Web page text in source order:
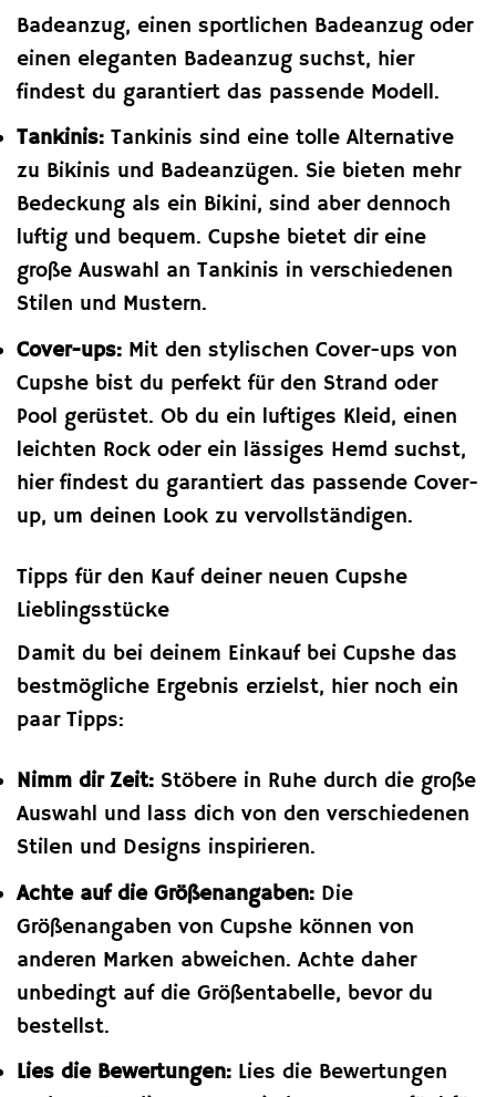
Badeanzug, einen sportlichen Badeanzug oder
einen eleganten Badeanzug suchst, hier
findest du garantiert das passende Modell.
Tankinis: Tankinis sind eine tolle Alternative
zu Bikinis und Badeanzügen. Sie bieten mehr
Bedeckung als ein Bikini, sind aber dennoch
luftig und bequem. Cupshe bietet dir eine
große Auswahl an Tankinis in verschiedenen
Stilen und Mustern.
Cover-ups: Mit den stylischen Cover-ups von
Cupshe bist du perfekt für den Strand oder
Pool gerüstet. Ob du ein luftiges Kleid, einen
leichten Rock oder ein lässiges Hemd suchst,
hier findest du garantiert das passende Cover-
up, um deinen Look zu vervollständigen.
Tipps für den Kauf deiner neuen Cupshe
Lieblingsstücke
Damit du bei deinem Einkauf bei Cupshe das
bestmögliche Ergebnis erzielst, hier noch ein
paar Tipps:
Nimm dir Zeit: Stöbere in Ruhe durch die große
Auswahl und lass dich von den verschiedenen
Stilen und Designs inspirieren.
Achte auf die Größenangaben: Die
Größenangaben von Cupshe können von
anderen Marken abweichen. Achte daher
unbedingt auf die Größentabelle, bevor du
bestellst.
Lies die Bewertungen: Lies die Bewertungen